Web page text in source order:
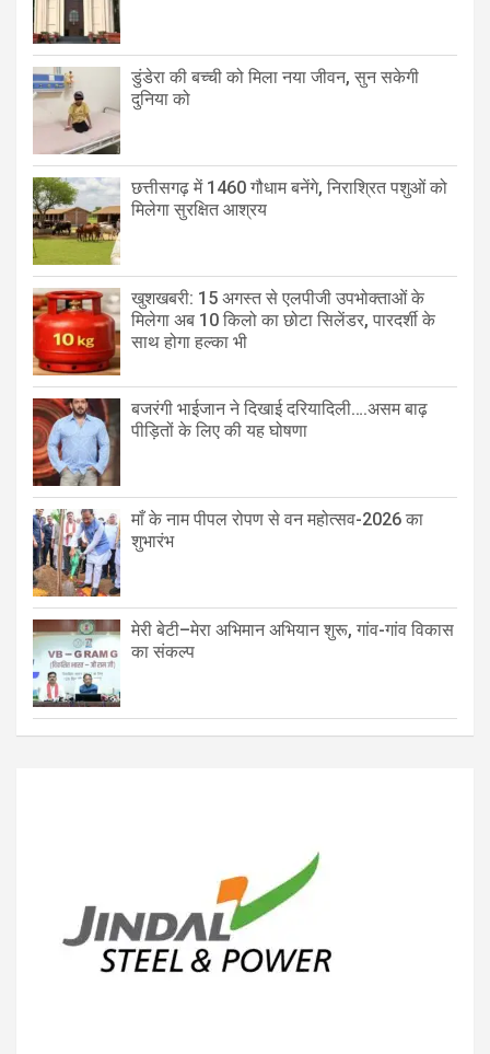
डुंडेरा की बच्ची को मिला नया जीवन, सुन सकेगी
दुनिया को
छत्तीसगढ़ में 1460 गौधाम बनेंगे, निराश्रित पशुओं को
मिलेगा सुरक्षित आश्रय
खुशखबरी: 15 अगस्त से एलपीजी उपभोक्ताओं के
मिलेगा अब 10 किलो का छोटा सिलेंडर, पारदर्शी के
साथ होगा हल्का भी
बजरंगी भाईजान ने दिखाई दरियादिली….असम बाढ़
पीड़ितों के लिए की यह घोषणा
माँ के नाम पीपल रोपण से वन महोत्सव-2026 का
शुभारंभ
मेरी बेटी–मेरा अभिमान अभियान शुरू, गांव-गांव विकास
का संकल्प